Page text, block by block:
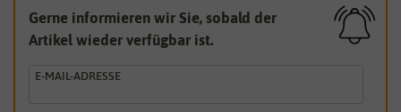
Gerne informieren wir Sie, sobald der
Artikel wieder verfügbar ist.
E-MAIL-ADRESSE